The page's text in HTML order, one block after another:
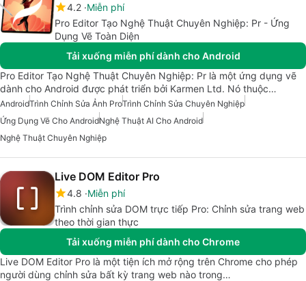
4.2 Miễn phí
Pro Editor Tạo Nghệ Thuật Chuyên Nghiệp: Pr - Ứng
Dụng Vẽ Toàn Diện
Tải xuống miễn phí dành cho Android
Pro Editor Tạo Nghệ Thuật Chuyên Nghiệp: Pr là một ứng dụng vẽ
dành cho Android được phát triển bởi Karmen Ltd. Nó thuộc…
AndroidTrình Chỉnh Sửa Ảnh ProTrình Chỉnh Sửa Chuyên Nghiệp
Ứng Dụng Vẽ Cho AndroidNghệ Thuật AI Cho Android
Nghệ Thuật Chuyên Nghiệp
Live DOM Editor Pro
4.8 Miễn phí
Trình chỉnh sửa DOM trực tiếp Pro: Chỉnh sửa trang web
theo thời gian thực
Tải xuống miễn phí dành cho Chrome
Live DOM Editor Pro là một tiện ích mở rộng trên Chrome cho phép
người dùng chỉnh sửa bất kỳ trang web nào trong…